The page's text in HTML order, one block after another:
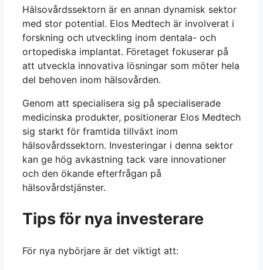
Hälsovårdssektorn är en annan dynamisk sektor
med stor potential. Elos Medtech är involverat i
forskning och utveckling inom dentala- och
ortopediska implantat. Företaget fokuserar på
att utveckla innovativa lösningar som möter hela
del behoven inom hälsovården.
Genom att specialisera sig på specialiserade
medicinska produkter, positionerar Elos Medtech
sig starkt för framtida tillväxt inom
hälsovårdssektorn. Investeringar i denna sektor
kan ge hög avkastning tack vare innovationer
och den ökande efterfrågan på
hälsovårdstjänster.
Tips för nya investerare
För nya nybörjare är det viktigt att: